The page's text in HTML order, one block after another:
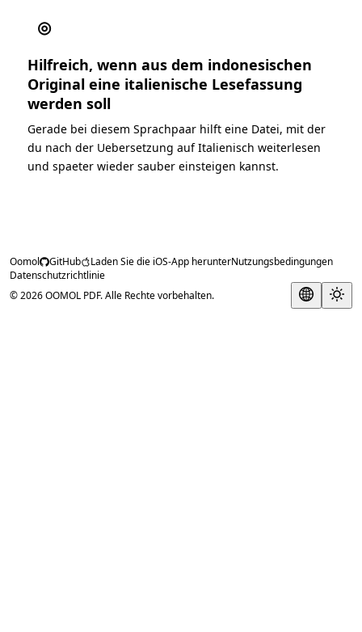
◎
Hilfreich, wenn aus dem indonesischen
Original eine italienische Lesefassung
werden soll
Gerade bei diesem Sprachpaar hilft eine Datei, mit der
du nach der Uebersetzung auf Italienisch weiterlesen
und spaeter wieder sauber einsteigen kannst.
Oomol GitHub Laden Sie die iOS-App herunterNutzungsbedingungen
Datenschutzrichtlinie
© 2026 OOMOL PDF. Alle Rechte vorbehalten.